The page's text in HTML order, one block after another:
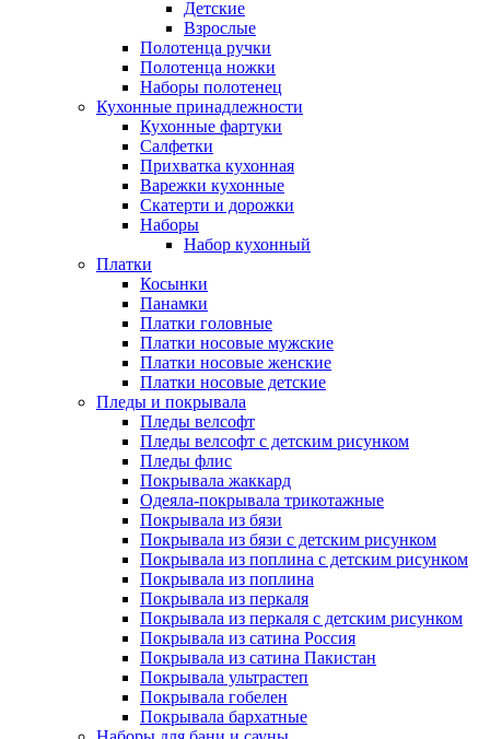
Детские
Взрослые
Полотенца ручки
Полотенца ножки
Наборы полотенец
Кухонные принадлежности
Кухонные фартуки
Салфетки
Прихватка кухонная
Варежки кухонные
Скатерти и дорожки
Наборы
Набор кухонный
Платки
Косынки
Панамки
Платки головные
Платки носовые мужские
Платки носовые женские
Платки носовые детские
Пледы и покрывала
Пледы велсофт
Пледы велсофт с детским рисунком
Пледы флис
Покрывала жаккард
Одеяла-покрывала трикотажные
Покрывала из бязи
Покрывала из бязи с детским рисунком
Покрывала из поплина с детским рисунком
Покрывала из поплина
Покрывала из перкаля
Покрывала из перкаля с детским рисунком
Покрывала из сатина Россия
Покрывала из сатина Пакистан
Покрывала ультрастеп
Покрывала гобелен
Покрывала бархатные